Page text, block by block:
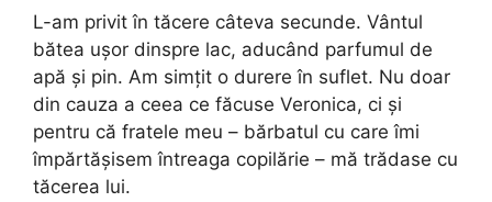
L-am privit în tăcere câteva secunde. Vântul
bătea ușor dinspre lac, aducând parfumul de
apă și pin. Am simțit o durere în suflet. Nu doar
din cauza a ceea ce făcuse Veronica, ci și
pentru că fratele meu – bărbatul cu care îmi
împărtășisem întreaga copilărie – mă trădase cu
tăcerea lui.